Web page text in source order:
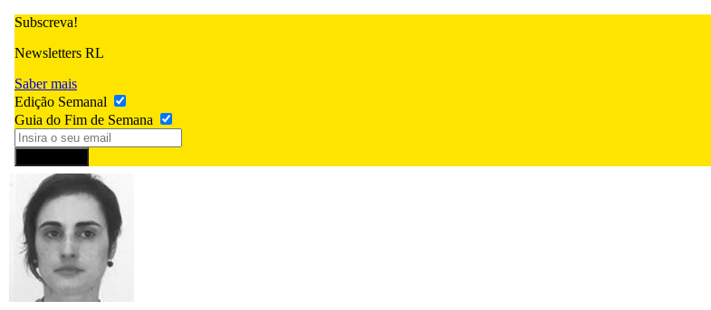
Subscreva!
Newsletters RL
Saber mais
Edição Semanal
Guia do Fim de Semana